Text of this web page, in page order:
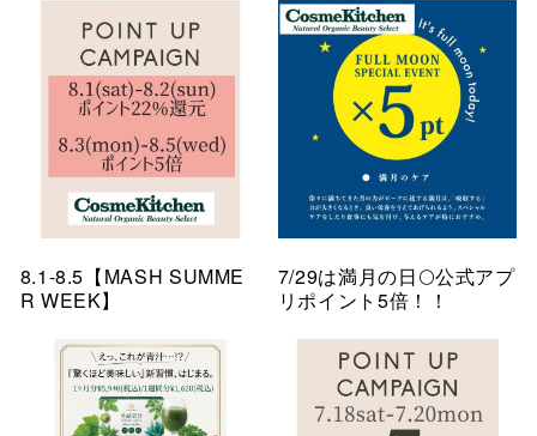
8.1-8.5【MASH SUMME
R WEEK】
7/29は満月の日🌕公式アプ
リポイント5倍！！